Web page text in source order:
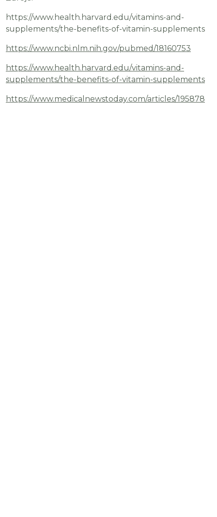
https://www.health.harvard.edu/vitamins-and-
supplements/the-benefits-of-vitamin-supplements
https://www.ncbi.nlm.nih.gov/pubmed/18160753
https://www.health.harvard.edu/vitamins-and-
supplements/the-benefits-of-vitamin-supplements
https://www.medicalnewstoday.com/articles/195878